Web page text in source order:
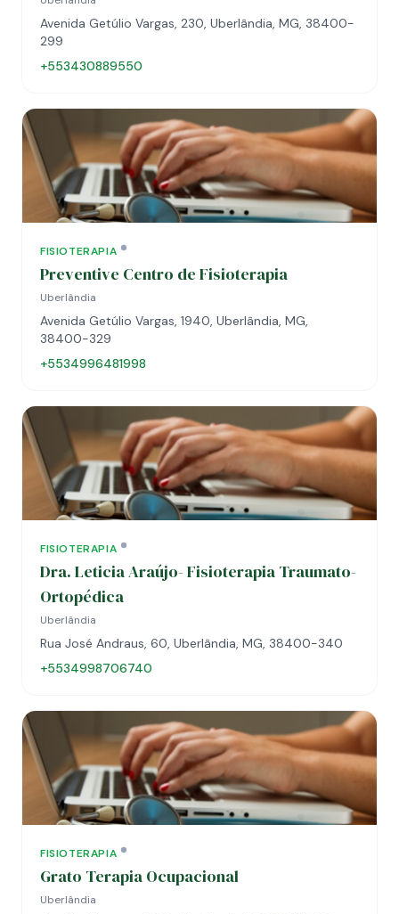
Avenida Getúlio Vargas, 230, Uberlândia, MG, 38400-
299
+553430889550
FISIOTERAPIA
Preventive Centro de Fisioterapia
Uberlândia
Avenida Getúlio Vargas, 1940, Uberlândia, MG,
38400-329
+5534996481998
FISIOTERAPIA
Dra. Leticia Araújo- Fisioterapia Traumato-
Ortopédica
Uberlândia
Rua José Andraus, 60, Uberlândia, MG, 38400-340
+5534998706740
FISIOTERAPIA
Grato Terapia Ocupacional
Uberlândia